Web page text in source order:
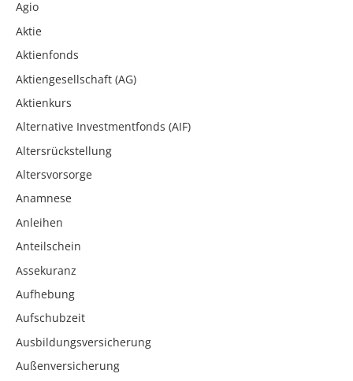
Agio
Aktie
Aktienfonds
Aktiengesellschaft (AG)
Aktienkurs
Alternative Investmentfonds (AIF)
Altersrückstellung
Altersvorsorge
Anamnese
Anleihen
Anteilschein
Assekuranz
Aufhebung
Aufschubzeit
Ausbildungsversicherung
Außenversicherung